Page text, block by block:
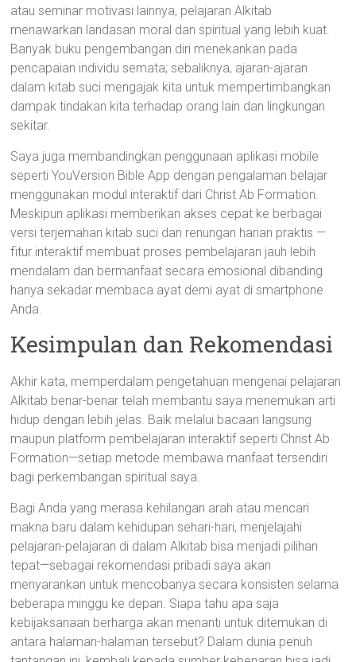
atau seminar motivasi lainnya, pelajaran Alkitab
menawarkan landasan moral dan spiritual yang lebih kuat.
Banyak buku pengembangan diri menekankan pada
pencapaian individu semata; sebaliknya, ajaran-ajaran
dalam kitab suci mengajak kita untuk mempertimbangkan
dampak tindakan kita terhadap orang lain dan lingkungan
sekitar.
Saya juga membandingkan penggunaan aplikasi mobile
seperti YouVersion Bible App dengan pengalaman belajar
menggunakan modul interaktif dari Christ Ab Formation.
Meskipun aplikasi memberikan akses cepat ke berbagai
versi terjemahan kitab suci dan renungan harian praktis —
fitur interaktif membuat proses pembelajaran jauh lebih
mendalam dan bermanfaat secara emosional dibanding
hanya sekadar membaca ayat demi ayat di smartphone
Anda.
Kesimpulan dan Rekomendasi
Akhir kata, memperdalam pengetahuan mengenai pelajaran
Alkitab benar-benar telah membantu saya menemukan arti
hidup dengan lebih jelas. Baik melalui bacaan langsung
maupun platform pembelajaran interaktif seperti Christ Ab
Formation—setiap metode membawa manfaat tersendiri
bagi perkembangan spiritual saya.
Bagi Anda yang merasa kehilangan arah atau mencari
makna baru dalam kehidupan sehari-hari, menjelajahi
pelajaran-pelajaran di dalam Alkitab bisa menjadi pilihan
tepat—sebagai rekomendasi pribadi saya akan
menyarankan untuk mencobanya secara konsisten selama
beberapa minggu ke depan. Siapa tahu apa saja
kebijaksanaan berharga akan menanti untuk ditemukan di
antara halaman-halaman tersebut? Dalam dunia penuh